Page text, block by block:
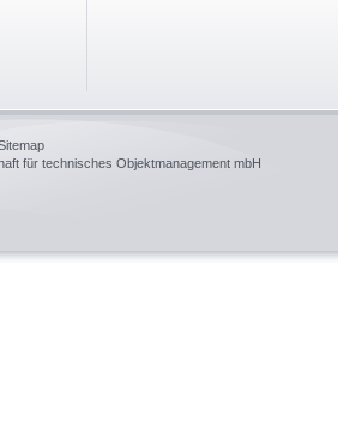
für technisches Objektmanagement mbH